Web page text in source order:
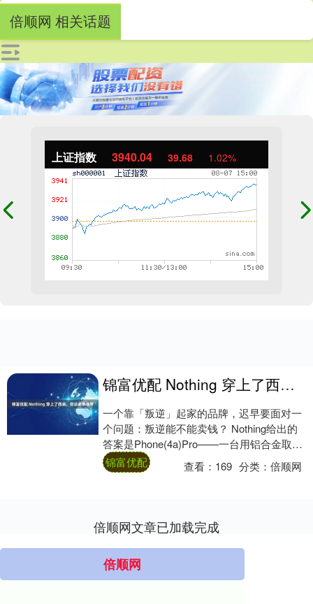
上证指数 3940.04 39.68 1.02%
倍顺网 相关话题
锦富优配 Nothing 穿上了西装，但还差条领带
一个靠「叛逆」起家的品牌，迟早要面对一
个问题：叛逆能不能卖钱？ Nothing给出的
答案是Phone(4a)Pro——一台用铝合金取代
透明塑料、用克制取代张扬的....
锦富优配 查看： 169 分类：倍顺网
倍顺网文章已加载完成
倍顺网